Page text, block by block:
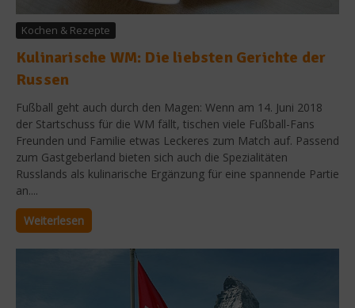
Kochen & Rezepte
Kulinarische WM: Die liebsten Gerichte der
Russen
Fußball geht auch durch den Magen: Wenn am 14. Juni 2018
der Startschuss für die WM fällt, tischen viele Fußball-Fans
Freunden und Familie etwas Leckeres zum Match auf. Passend
zum Gastgeberland bieten sich auch die Spezialitäten
Russlands als kulinarische Ergänzung für eine spannende Partie
an....
Weiterlesen